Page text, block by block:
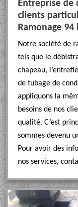
Entreprise de
clients
Ramonage
Notre société de
tels que le
chapeau,
de tubage de
appliquons la
besoins de nos
qualité. C’est
sommes devenu
Pour avoir des
nos services,